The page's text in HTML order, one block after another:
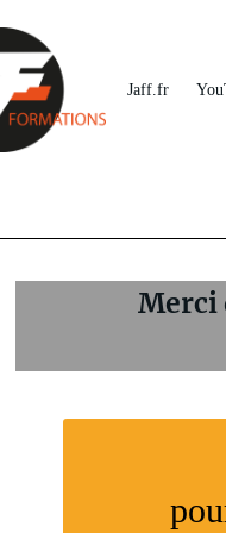
Jaff.fr
Merci